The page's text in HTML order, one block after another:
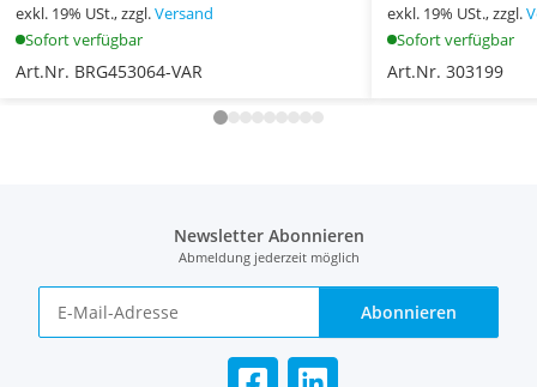
exkl. 19% USt., zzgl.Versand
Sofort verfügbar
Art.Nr. BRG453064-VAR
exkl. 19% USt., zzgl.
Sofort verfügbar
Art.Nr. 303199
Newsletter Abonnieren
Abmeldung jederzeit möglich
Abonnieren